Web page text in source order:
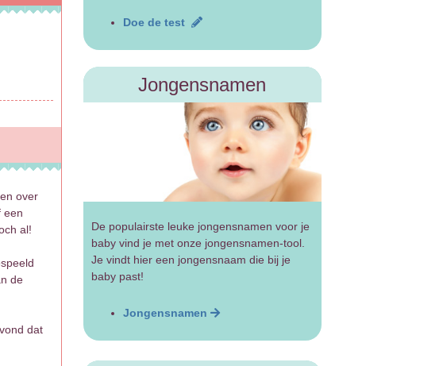
over
een
al!
de
dat
Doe de test
Jongensnamen
De populairste leuke jongensnamen voor je
baby vind je met onze jongensnamen-tool.
Je vindt hier een jongensnaam die bij je
baby past!
Jongensnamen